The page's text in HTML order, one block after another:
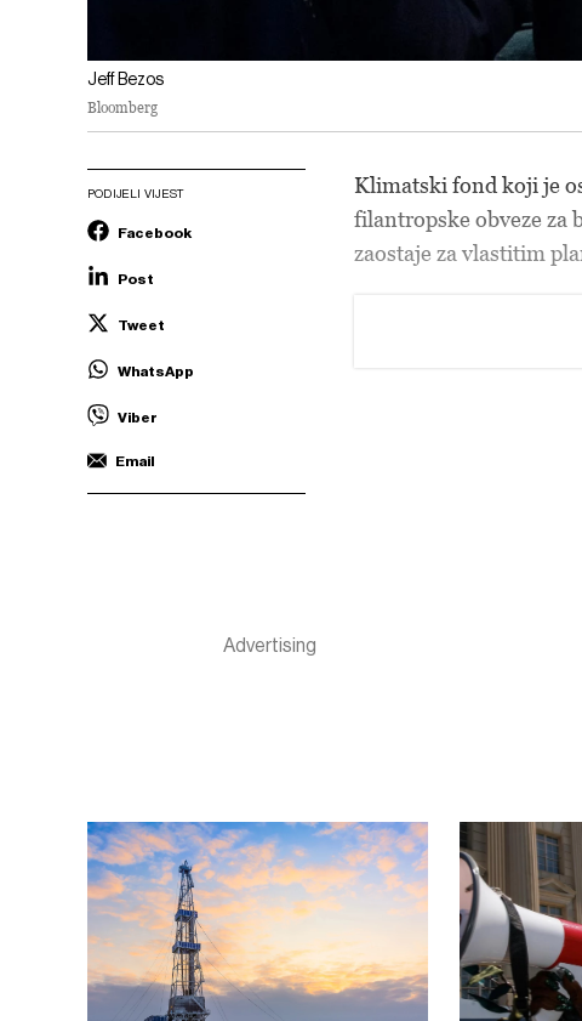
Jeff Bezos
Bloomberg
PODIJELI VIJEST
Facebook
Post
Tweet
WhatsApp
Viber
Email
Klimatski fond koji je
filantropske obveze za
zaostaje za vlastitim